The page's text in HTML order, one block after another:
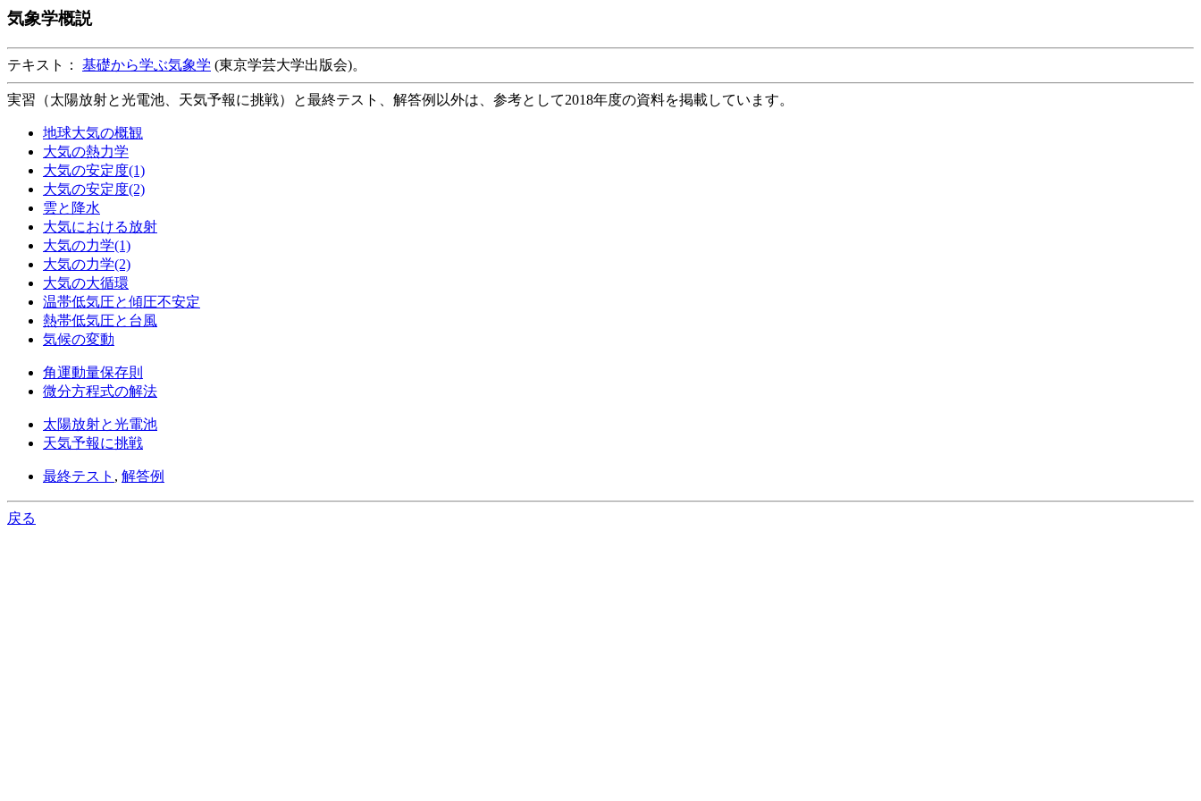
気象学概説
テキスト： 基礎から学ぶ気象学 (東京学芸大学出版会)。
実習（太陽放射と光電池、天気予報に挑戦）と最終テスト、解答例以外は、参考として2018年度の資料を掲載しています。
地球大気の概観
大気の熱力学
大気の安定度(1)
大気の安定度(2)
雲と降水
大気における放射
大気の力学(1)
大気の力学(2)
大気の大循環
温帯低気圧と傾圧不安定
熱帯低気圧と台風
気候の変動
角運動量保存則
微分方程式の解法
太陽放射と光電池
天気予報に挑戦
最終テスト , 解答例
戻る